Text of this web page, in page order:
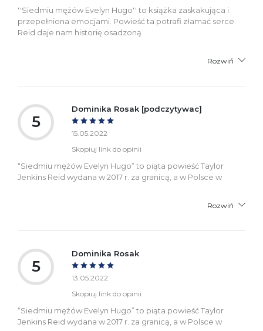
''Siedmiu mężów Evelyn Hugo'' to książka zaskakująca i
przepełniona emocjami. Powieść ta potrafi złamać serce.
Reid daje nam historię osadzoną
Rozwiń
5
Dominika Rosak [podczytywac]
15.05.2022
Skopiuj link do opinii
“Siedmiu mężów Evelyn Hugo” to piąta powieść Taylor
Jenkins Reid wydana w 2017 r. za granicą, a w Polsce w
Rozwiń
5
Dominika Rosak
13.05.2022
Skopiuj link do opinii
“Siedmiu mężów Evelyn Hugo” to piąta powieść Taylor
Jenkins Reid wydana w 2017 r. za granicą, a w Polsce w